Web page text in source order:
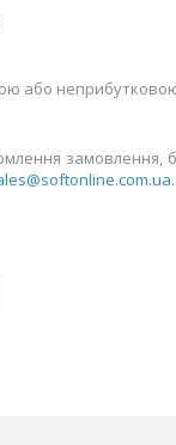
або неприбутковою
замовлення,
.